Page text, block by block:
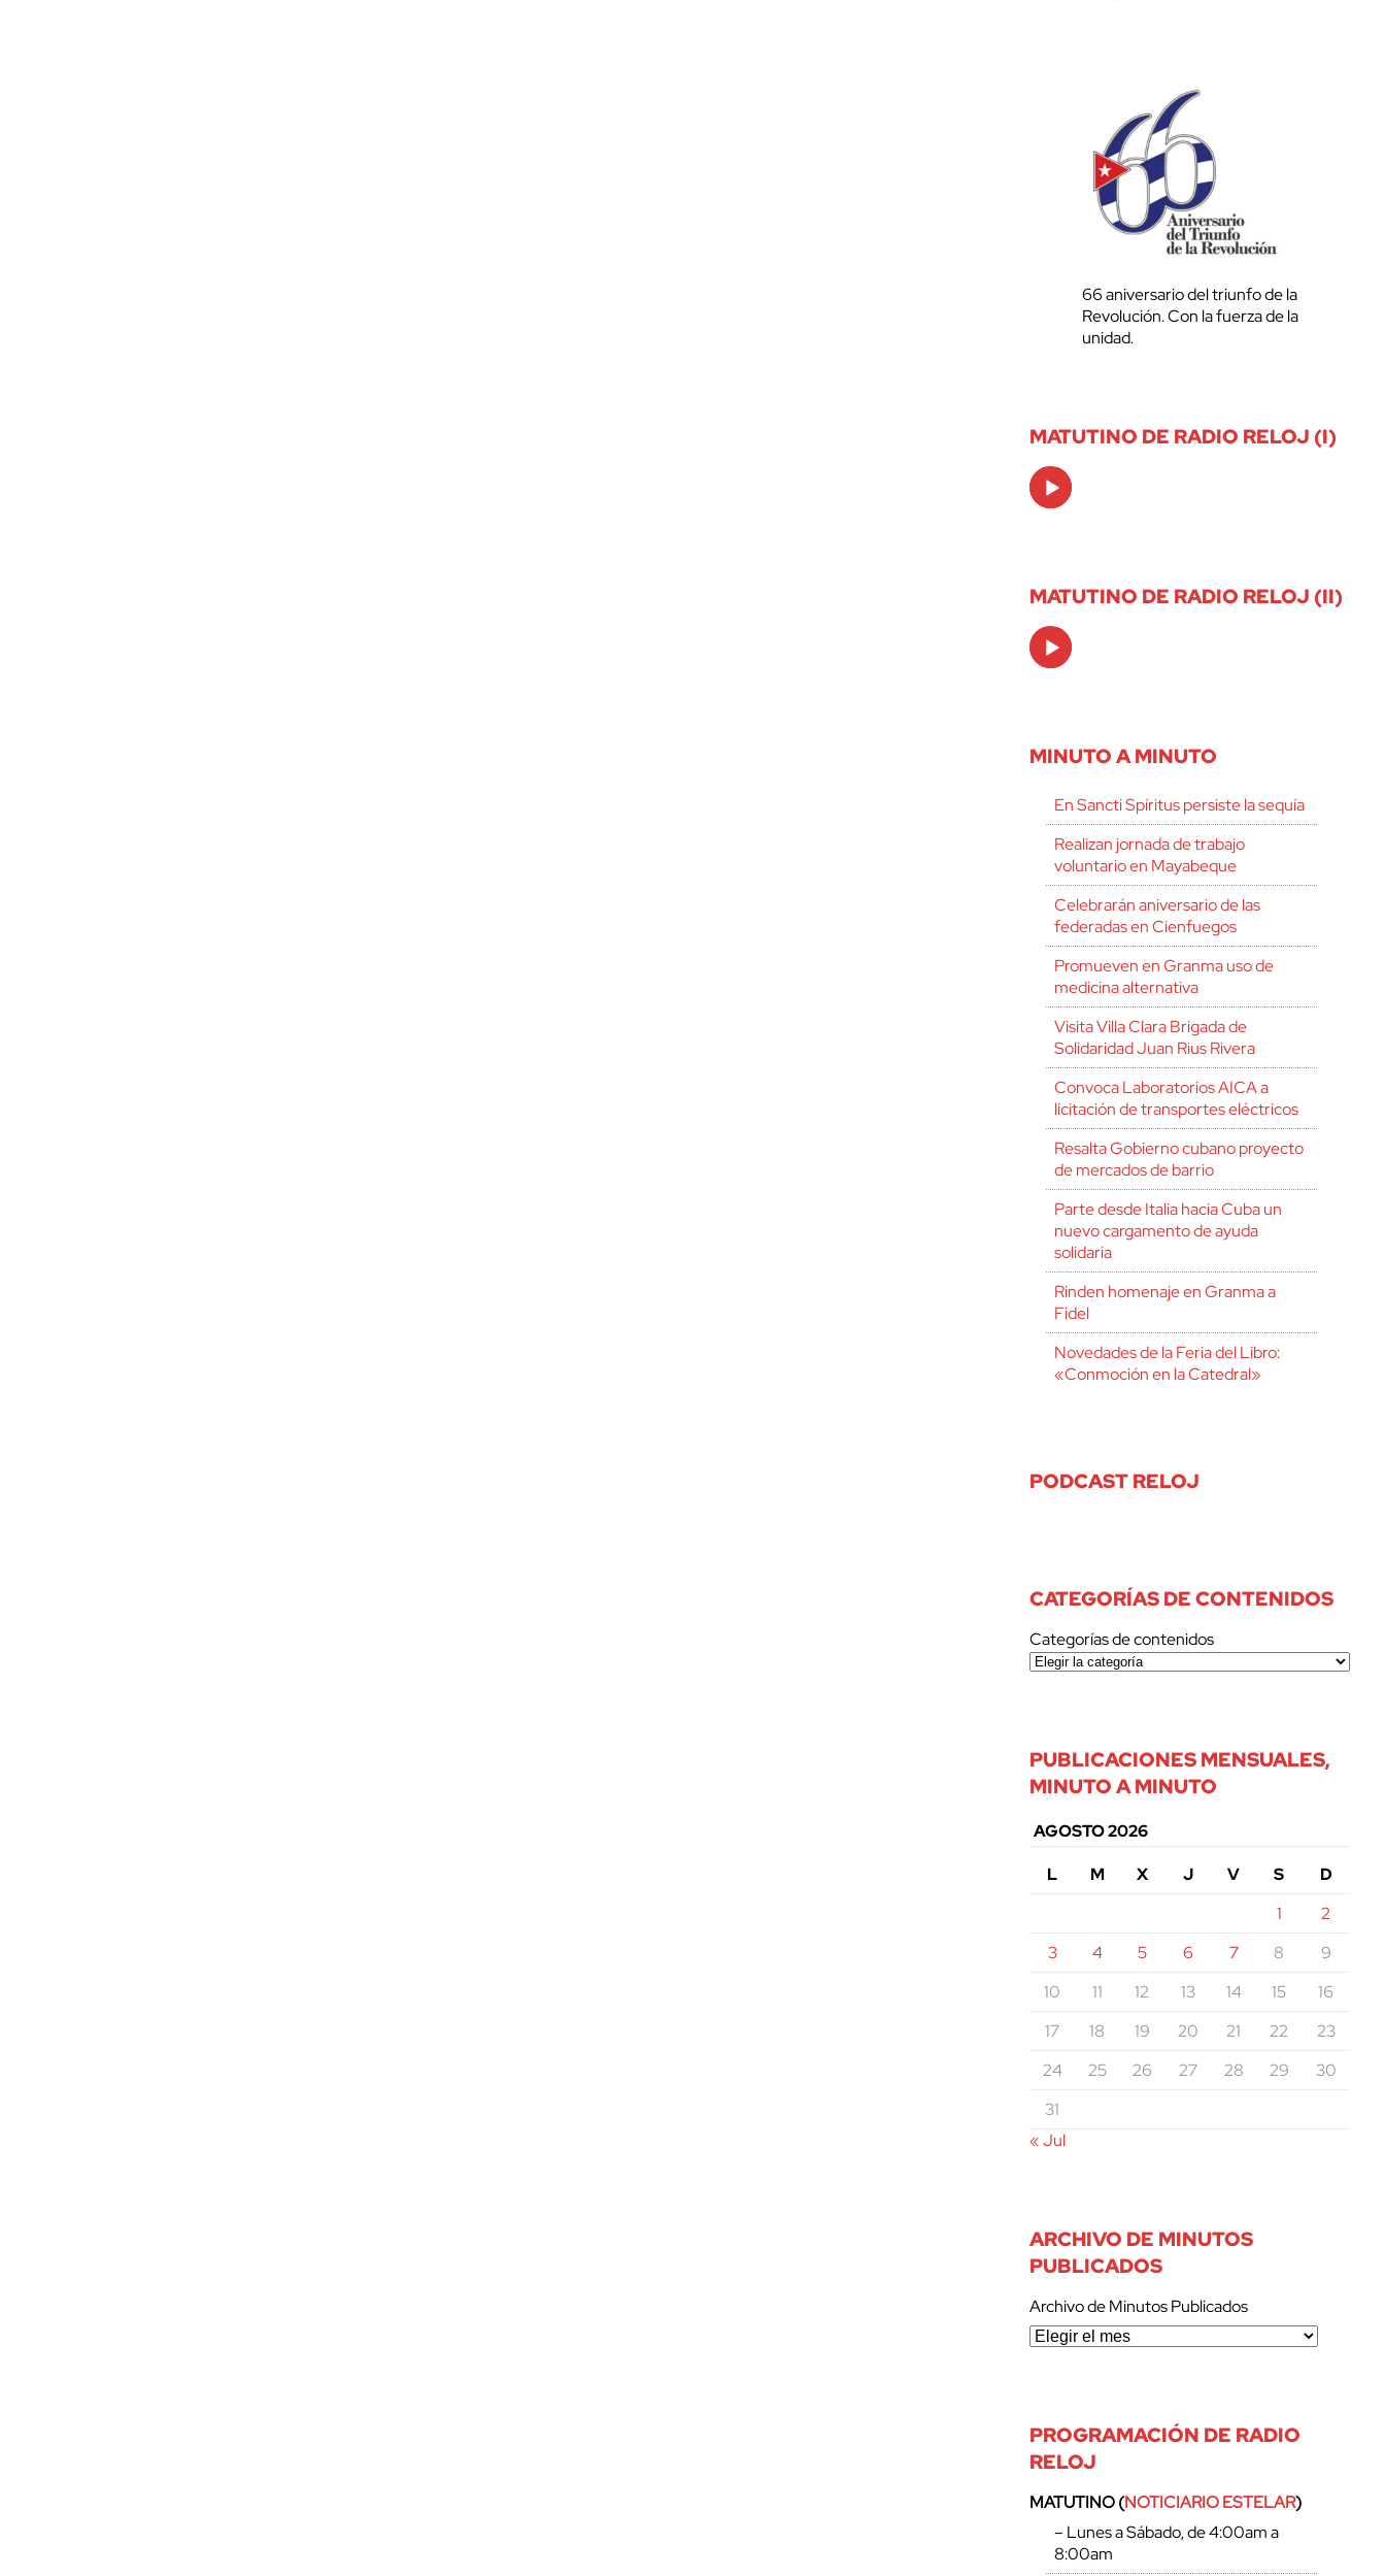
66 aniversario del triunfo de la
Revolución. Con la fuerza de la
unidad.
MATUTINO DE RADIO RELOJ (I)
Audio
Player
MATUTINO DE RADIO RELOJ (II)
Audio
Player
MINUTO A MINUTO
En Sancti Spíritus persiste la sequía
Realizan jornada de trabajo
voluntario en Mayabeque
Celebrarán aniversario de las
federadas en Cienfuegos
Promueven en Granma uso de
medicina alternativa
Visita Villa Clara Brigada de
Solidaridad Juan Rius Rivera
Convoca Laboratorios AICA a
licitación de transportes eléctricos
Resalta Gobierno cubano proyecto
de mercados de barrio
Parte desde Italia hacia Cuba un
nuevo cargamento de ayuda
solidaria
Rinden homenaje en Granma a
Fidel
Novedades de la Feria del Libro:
«Conmoción en la Catedral»
PODCAST RELOJ
CATEGORÍAS DE CONTENIDOS
Categorías de contenidos
PUBLICACIONES MENSUALES,
MINUTO A MINUTO
AGOSTO 2026
L
M X J V S
D
1
2
3
4 5 6 7 8
9
10
11 12 13 14 15
16
17
18 19 20 21 22
23
24
25 26 27 28 29
30
31
« Jul
ARCHIVO DE MINUTOS
PUBLICADOS
Archivo de Minutos Publicados
PROGRAMACIÓN DE RADIO
RELOJ
MATUTINO (NOTICIARIO ESTELAR)
– Lunes a Sábado, de 4:00am a
8:00am